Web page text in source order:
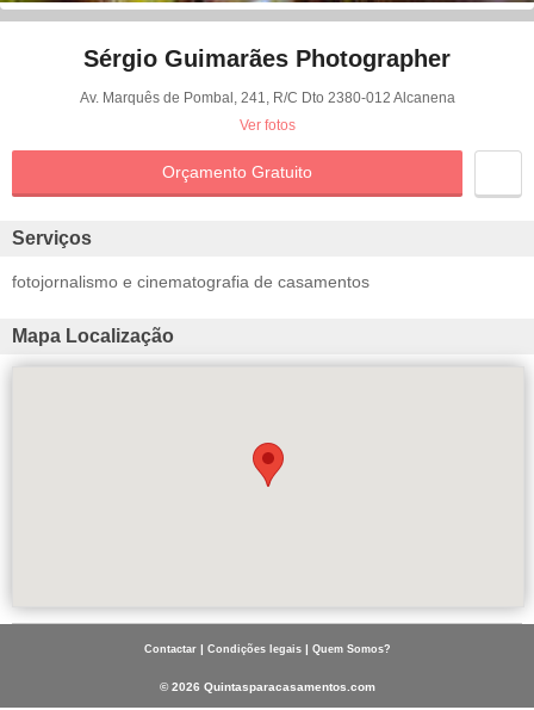
Sérgio Guimarães Photographer
Av. Marquês de Pombal, 241, R/C Dto 2380-012 Alcanena
Ver fotos
Orçamento Gratuito
Serviços
fotojornalismo e cinematografia de casamentos
Mapa Localização
Contactar| Condições legais| Quem Somos?
© 2026 Quintasparacasamentos.com